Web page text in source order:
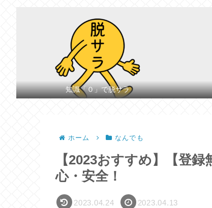
知識「０」で脱サラ
ホーム なんでも
【2023おすすめ】【登
心・安全！
2023.04.24 2023.04.13